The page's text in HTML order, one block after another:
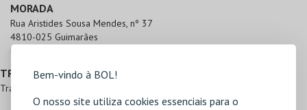
Bem-vindo à BOL!
O nosso site utiliza cookies essenciais para o
MORADA
Rua Aristides Sousa Mendes, nº 37
4810-025 Guimarães
Direcções para Teleférico de Guimarães
TRANSPORTES PÚBLICOS
Transporte de pessoas por cabo.